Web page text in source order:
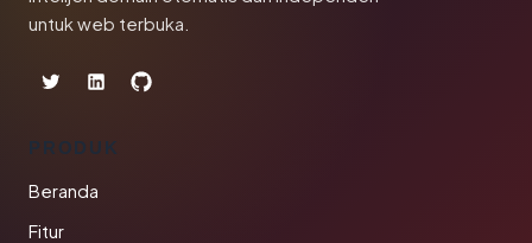
untuk web terbuka.
PRODUK
Beranda
Fitur